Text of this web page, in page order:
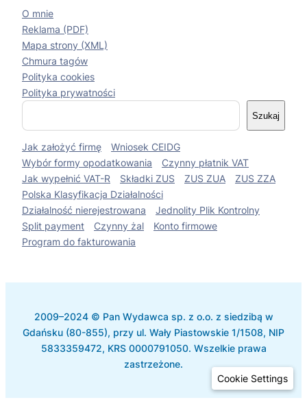
O mnie
Reklama (PDF)
Mapa strony (XML)
Chmura tagów
Polityka cookies
Polityka prywatności
S
k
a
Szukaj
Jak założyć firmę
Wniosek CEIDG
Wybór formy opodatkowania
Czynny płatnik VAT
Jak wypełnić VAT-R
Składki ZUS ZUS ZUA
ZUS ZZA
Polska Klasyfikacja Działalności
Działalność nierejestrowana
Jednolity Plik Kontrolny
Split payment
Czynny żal
Konto firmowe
Program do fakturowania
2009–2024 © Pan Wydawca sp. z o.o. z siedzibą w
Gdańsku (80-855), przy ul. Wały Piastowskie 1/1508, NIP
5833359472, KRS 0000791050. Wszelkie prawa
zastrzeżone.
Cookie Settings